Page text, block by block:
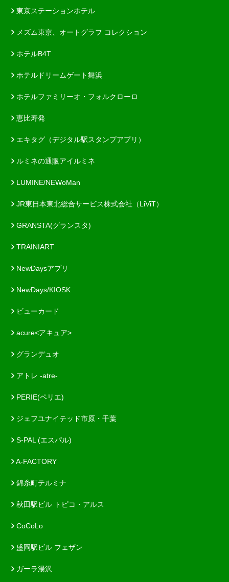
東京ステーションホテル
メズム東京、オートグラフ コレクション
ホテルB4T
ホテルドリームゲート舞浜
ホテルファミリーオ・フォルクローロ
恵比寿発
エキタグ（デジタル駅スタンプアプリ）
ルミネの通販アイルミネ
LUMINE/NEWoMan
JR東日本東北総合サービス株式会社（LiViT）
GRANSTA(グランスタ)
TRAINIART
NewDaysアプリ
NewDays/KIOSK
ビューカード
acure<アキュア>
グランデュオ
アトレ -atre-
PERIE(ペリエ)
ジェフユナイテッド市原・千葉
S-PAL (エスパル)
A-FACTORY
錦糸町テルミナ
秋田駅ビル トピコ・アルス
CoCoLo
盛岡駅ビル フェザン
ガーラ湯沢